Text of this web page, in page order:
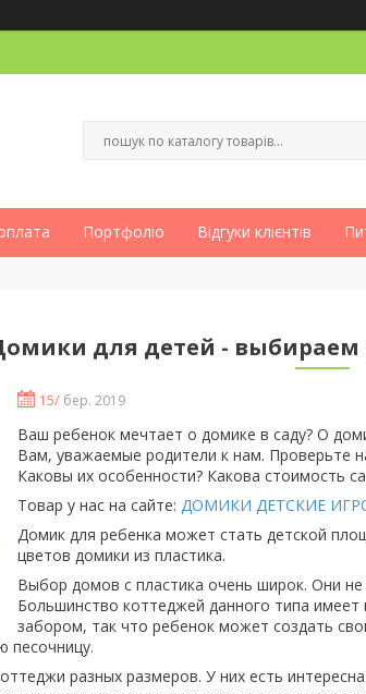
Портфоліо Відгуки клієнтів
для детей - выбираем
15/ бер. 2019
Ваш ребенок мечтает о домике в саду? О
Вам, уважаемые родители к нам. Проверьте
Каковы их особенности? Какова стоимость
Товар у нас на сайте: ДОМИКИ ДЕТСКИЕ
Домик для ребенка может стать детской
цветов домики из пластика.
Выбор домов с пластика очень широк. Они
Большинство коттеджей данного типа
забором, так что ребенок может создать
песочницу.
разных размеров. У них есть